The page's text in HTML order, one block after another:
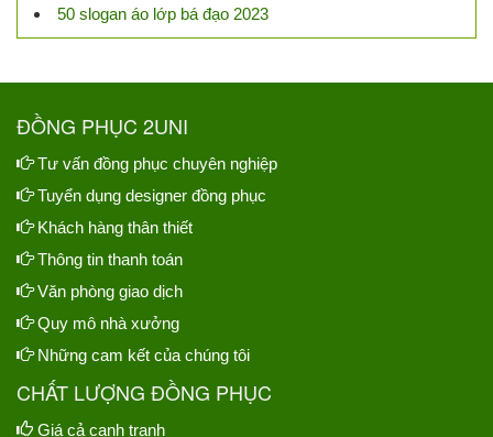
50 slogan áo lớp bá đạo 2023
ĐỒNG PHỤC 2UNI
Tư vấn đồng phục chuyên nghiệp
Tuyển dụng designer đồng phục
Khách hàng thân thiết
Thông tin thanh toán
Văn phòng giao dịch
Quy mô nhà xưởng
Những cam kết của chúng tôi
CHẤT LƯỢNG ĐỒNG PHỤC
Giá cả cạnh tranh